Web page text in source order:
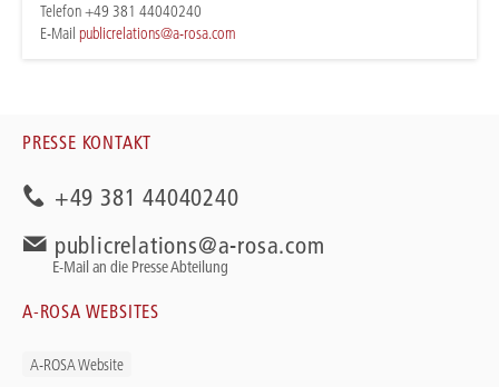
Telefon +49 381 44040240
E-Mail publicrelations@a-rosa.com
PRESSE KONTAKT
+49 381 44040240
publicrelations@a-rosa.com
E-Mail an die Presse Abteilung
A-ROSA WEBSITES
A-ROSA Website